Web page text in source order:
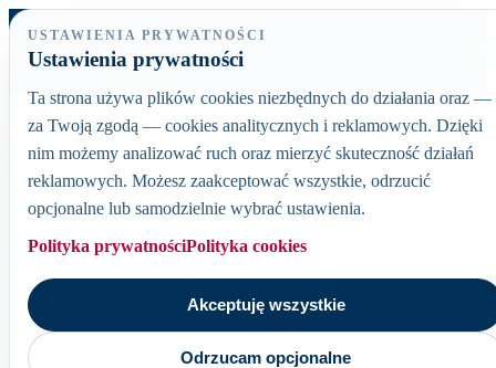
USTAWIENIA PRYWATNOŚCI
Ustawienia prywatności
Ta strona używa plików cookies niezbędnych do działania oraz —
za Twoją zgodą — cookies analitycznych i reklamowych. Dzięki
nim możemy analizować ruch oraz mierzyć skuteczność działań
reklamowych. Możesz zaakceptować wszystkie, odrzucić
opcjonalne lub samodzielnie wybrać ustawienia.
Polityka prywatnościPolityka cookies
Akceptuję wszystkie
Odrzucam opcjonalne
RODO
Administrator danych
Cel przetwarzania
Dane są przetwarzane w celu obsługi zapytań, przygotowania ofert,
odnowienia polis i kontaktu z klientem.